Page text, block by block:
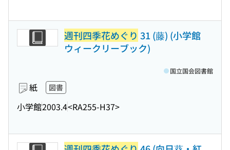
週刊四季花めぐり 31 (藤) (小学館
ウィークリーブック)
紙 図書
小学館2003.4<RA255-H37>
国立国会図書館